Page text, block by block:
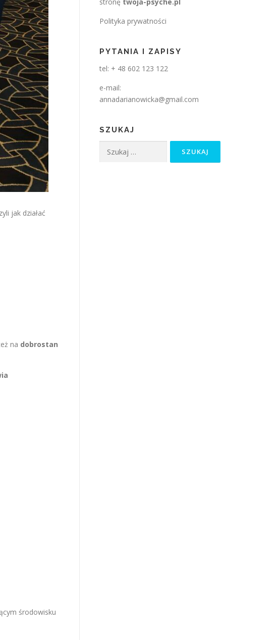
jak działać
na dobrostan
środowisku
Polityka prywatności
PYTANIA I ZAPISY
tel: + 48 602 123 122
e-mail:
annadarianowicka@gmail.com
SZUKAJ